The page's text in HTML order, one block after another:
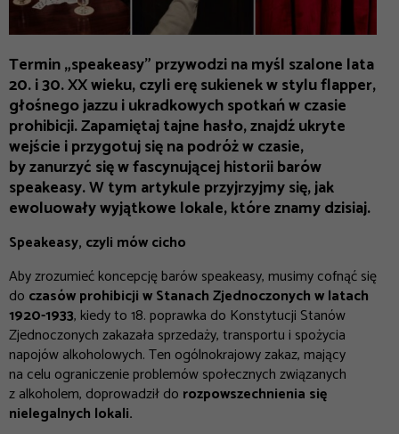
Termin „speakeasy” przywodzi na myśl szalone lata
20. i 30. XX wieku, czyli erę sukienek w stylu flapper,
głośnego jazzu i ukradkowych spotkań w czasie
prohibicji. Zapamiętaj tajne hasło, znajdź ukryte
wejście i przygotuj się na podróż w czasie,
by zanurzyć się w fascynującej historii barów
speakeasy. W tym artykule przyjrzyjmy się, jak
ewoluowały wyjątkowe lokale, które znamy dzisiaj.
Speakeasy, czyli mów cicho
Aby zrozumieć koncepcję barów speakeasy, musimy cofnąć się
do czasów prohibicji w Stanach Zjednoczonych w latach
1920-1933, kiedy to 18. poprawka do Konstytucji Stanów
Zjednoczonych zakazała sprzedaży, transportu i spożycia
napojów alkoholowych. Ten ogólnokrajowy zakaz, mający
na celu ograniczenie problemów społecznych związanych
z alkoholem, doprowadził do rozpowszechnienia się
nielegalnych lokali.